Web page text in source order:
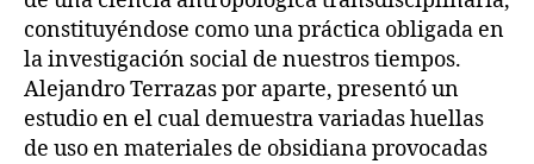
constituyéndose como una práctica obligada en
la investigación social de nuestros tiempos.
Alejandro Terrazas por aparte, presentó un
estudio en el cual demuestra variadas huellas
de uso en materiales de obsidiana provocadas